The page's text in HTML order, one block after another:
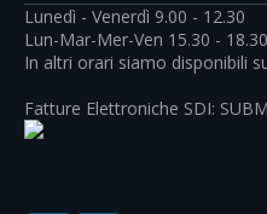
Lunedì - Venerdì 9.00 - 12.30
Lun-Mar-Mer-Ven 15.30 - 18.30
In altri orari siamo disponibili
Fatture Elettroniche SDI: